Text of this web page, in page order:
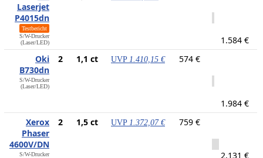
Laserjet
P4015dn
Testbericht
S/W-Drucker
(Laser/LED)
1.584 €
Oki
B730dn
S/W-Drucker
(Laser/LED)
2 1,1 ct UVP 1.410,15 € 574 €
1.984 €
Xerox
Phaser
4600V/DN
S/W-Drucker
2 1,5 ct UVP 1.372,07 € 759 €
2.131 €